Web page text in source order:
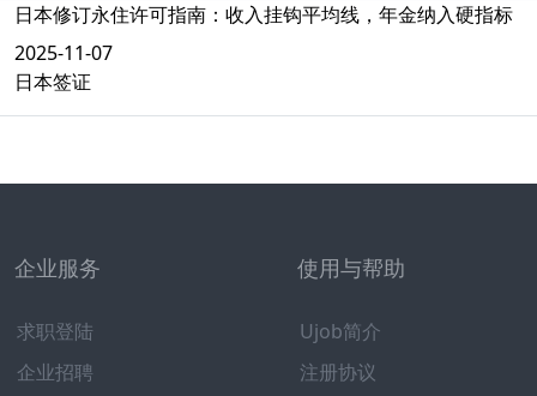
日本修订永住许可指南：收入挂钩平均线，年金纳入硬指标
2025-11-07
日本签证
企业服务
求职登陆
企业招聘
使用与帮助
Ujob简介
注册协议